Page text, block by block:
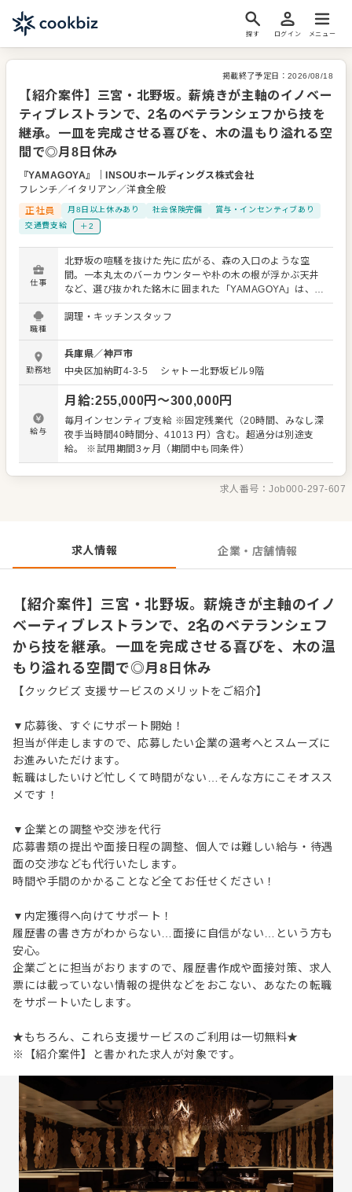
探す ログイン メニュー
掲載終了予定日： 2026/08/18
【紹介案件】三宮・北野坂。薪焼きが主軸のイノベー
ティブレストランで、2名のベテランシェフから技を
継承。一皿を完成させる喜びを、木の温もり溢れる空
間で◎月8日休み
『YAMAGOYA』
INSOUホールディングス株式会社
フレンチ／イタリアン／洋食全般
正社員
月8日以上休みあり 社会保険完備
賞与・インセンティブあり
交通費支給
＋2
仕事
北野坂の喧騒を抜けた先に広がる、森の入口のような空
間。一本丸太のバーカウンターや朴の木の根が浮かぶ天井
など、選び抜かれた銘木に囲まれた「YAMAGOYA」は、薪
焼きを主軸としたイノベーティブ・フレンチレストランで
す。 現在、私たちは新たな調理メンバーを募集していま
た2名のシェフが常駐。ベテランの技を間近で学びながら、
着実にスキルアップできる環境を整えています。 仕事のポ
イント ・コース料理の調理全般（仕込みから盛り付けま
で） ・食材の目利きや薪焼きによる繊細な火入れの習得 ・
少人数体制のため、全工程に柔軟に関わるスタイル ・シェ
フへの相談を通じ、自身のアイデアを料理に反映 当店はセ
クションごとの分業制ではなく、一皿が完成するまでの流
れすべてに携わることができます。シェフのアドバイスを
な職場です。 運営元は、多彩な飲食ビジネスを展開する
INSOUホールディングス。店舗運営、製造まで手掛ける安
職種
調理・キッチンスタッフ
勤務地
兵庫県／神戸市
中央区加納町4-3-5
シャトー北野坂ビル9階
給与
月給:255,000円〜300,000円
毎月インセンティブ支給 ※固定残業代（20時間、みなし深
夜手当時間40時間分、41013 円）含む。超過分は別途支
給。 ※試用期間3ヶ月（期間中も同条件）
求人番号：Job000-297-607
求人情報 企業・店舗情報
【紹介案件】三宮・北野坂。薪焼きが主軸のイノ
ベーティブレストランで、2名のベテランシェフ
から技を継承。一皿を完成させる喜びを、木の温
もり溢れる空間で◎月8日休み
【クックビズ 支援サービスのメリットをご紹介】
▼応募後、すぐにサポート開始！
担当が伴走しますので、応募したい企業の選考へとスムーズに
お進みいただけます。
転職はしたいけど忙しくて時間がない…そんな方にこそオスス
メです！
▼企業との調整や交渉を代行
応募書類の提出や面接日程の調整、個人では難しい給与・待遇
面の交渉なども代行いたします。
時間や手間のかかることなど全てお任せください！
▼内定獲得へ向けてサポート！
履歴書の書き方がわからない…面接に自信がない…という方も
安心。
企業ごとに担当がおりますので、履歴書作成や面接対策、求人
票には載っていない情報の提供などをおこない、あなたの転職
をサポートいたします。
★もちろん、これら支援サービスのご利用は一切無料★
※【紹介案件】と書かれた求人が対象です。